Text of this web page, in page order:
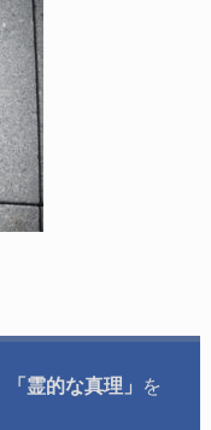
「霊的な真理」 を